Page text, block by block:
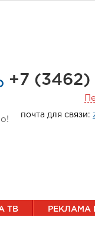
+7 (3462)
почта для связи:
ТВ РЕКЛАМА